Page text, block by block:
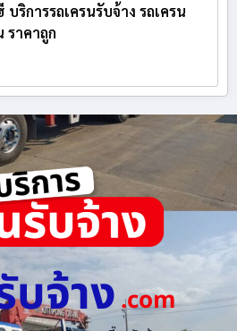
ริการรถเครนรับจ้าง รถเครน
ราคาถูก
บจ้าง.com